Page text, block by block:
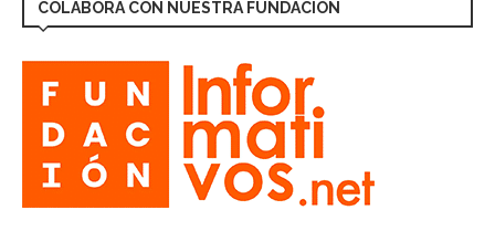
COLABORA CON NUESTRA FUNDACIÓN